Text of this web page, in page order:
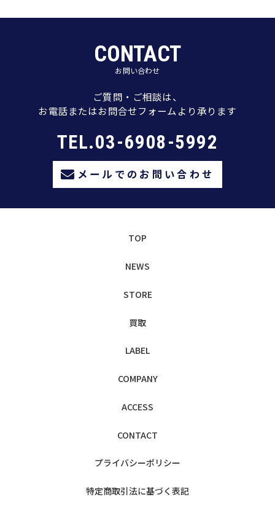
CONTACT
お問い合わせ
ご質問・ご相談は、
お電話またはお問合せフォームより承ります
TEL.03-6908-5992
メールでのお問い合わせ
TOP
NEWS
STORE
買取
LABEL
COMPANY
ACCESS
CONTACT
プライバシーポリシー
特定商取引法に基づく表記